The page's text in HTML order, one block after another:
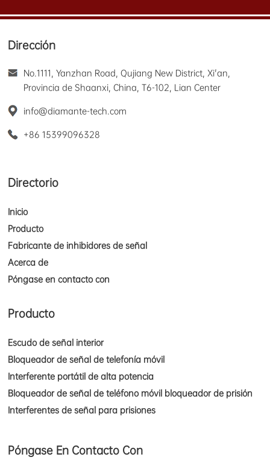
Dirección
No.1111, Yanzhan Road, Qujiang New District, Xi'an,
Provincia de Shaanxi, China, T6-102, Lian Center
info@diamante-tech.com
+86 15399096328
Directorio
Inicio
Producto
Fabricante de inhibidores de señal
Acerca de
Póngase en contacto con
Producto
Escudo de señal interior
Bloqueador de señal de telefonía móvil
Interferente portátil de alta potencia
Bloqueador de señal de teléfono móvil bloqueador de prisión
Interferentes de señal para prisiones
Póngase En Contacto Con